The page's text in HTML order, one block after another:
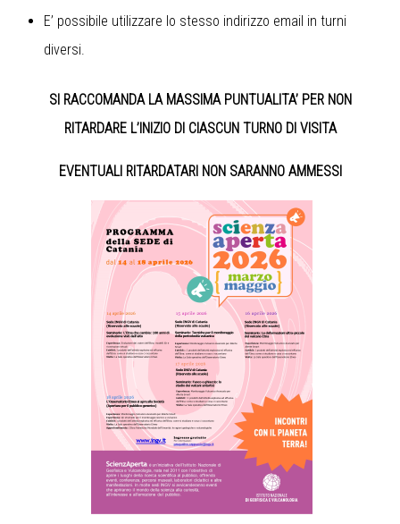
E’ possibile utilizzare lo stesso indirizzo email in turni
diversi.
SI RACCOMANDA LA MASSIMA PUNTUALITA’ PER NON
RITARDARE L’INIZIO DI CIASCUN TURNO DI VISITA
EVENTUALI RITARDATARI NON SARANNO AMMESSI